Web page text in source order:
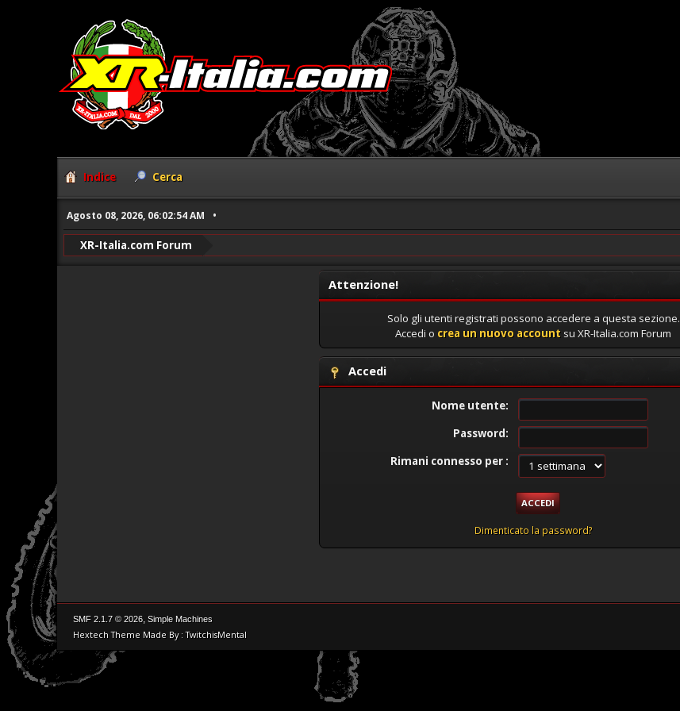
Indice Cerca
Agosto 08, 2026, 06:02:54 AM
XR-Italia.com Forum
Attenzione!
Solo gli utenti registrati possono accedere a questa sezione.
Accedi o crea un nuovo account su XR-Italia.com Forum
Accedi
Nome utente:
Password:
Rimani connesso per :
Dimenticato la password?
SMF 2.1.7 © 2026, Simple Machines
Hextech Theme Made By : TwitchisMental